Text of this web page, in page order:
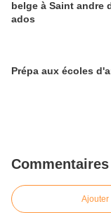
belge à Saint andre
ados
Prépa aux écoles
Commentaires
Ajouter